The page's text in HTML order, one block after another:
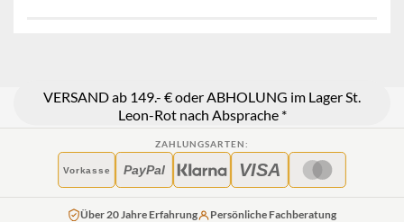
VERSAND ab 149.- € oder ABHOLUNG im Lager St.
Leon-Rot nach Absprache *
ZAHLUNGSARTEN:
Vorkasse PayPal VISA
Über 20 Jahre Erfahrung
Persönliche Fachberatung